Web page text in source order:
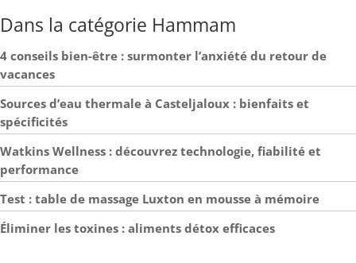
Dans la catégorie Hammam
4 conseils bien-être : surmonter l’anxiété du retour de
vacances
Sources d’eau thermale à Casteljaloux : bienfaits et
spécificités
Watkins Wellness : découvrez technologie, fiabilité et
performance
Test : table de massage Luxton en mousse à mémoire
Éliminer les toxines : aliments détox efficaces